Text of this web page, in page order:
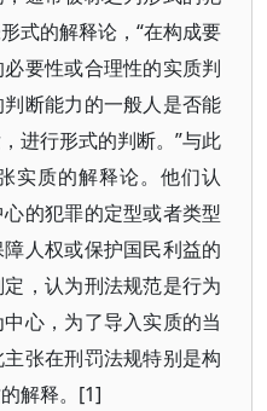
式的解释论，“在构成要
要性或合理性的实质判
断能力的一般人是否能
进行形式的判断。”与此
实质的解释论。他们认
的犯罪的定型或者类型
人权或保护国民利益的
，认为刑法规范是行为
心，为了导入实质的当
张在刑罚法规特别是构
解释。[1]